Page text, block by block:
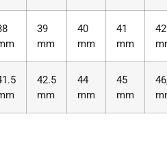
39
mm
40
mm
41
mm
42.5
mm
44
mm
45
mm